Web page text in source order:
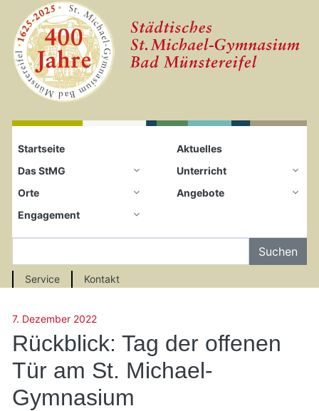
Zum Seiteninhalt springen
Startseite
Startseite
Aktuelles
Das StMG
Unterricht
Orte
Angebote
Engagement
Service Kontakt
7. Dezember 2022
Rückblick: Tag der offenen
Tür am St. Michael-
Gymnasium